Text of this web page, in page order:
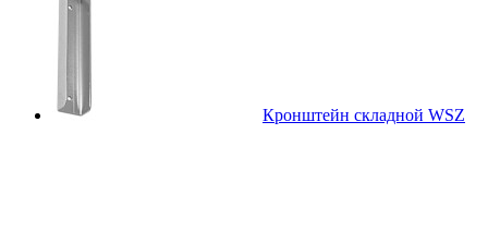
Кронштейн складной WSZ